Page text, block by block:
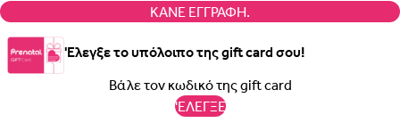
ΚΆΝΕ ΕΓΓΡΑΦΉ.
'Ελεγξε το υπόλοιπο της gift card σου!
'ΕΛΕΓΞΕ